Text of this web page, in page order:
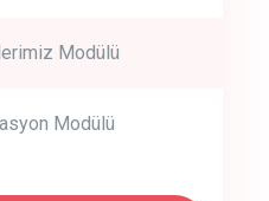
Modülü
Modülü